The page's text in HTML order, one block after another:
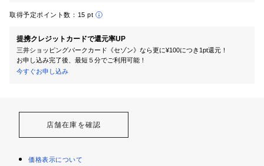
取得予定ポイント数： 15 pt
提携クレジットカードで還元率UP
三井ショッピングパークカード《セゾン》なら更に¥100につき1pt還元！
お申し込み完了後、最短５分でご利用可能！
今すぐお申し込み
店舗在庫を確認
価格表示について